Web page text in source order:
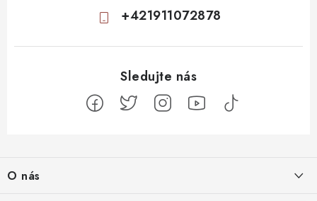
+421911072878
pO nás